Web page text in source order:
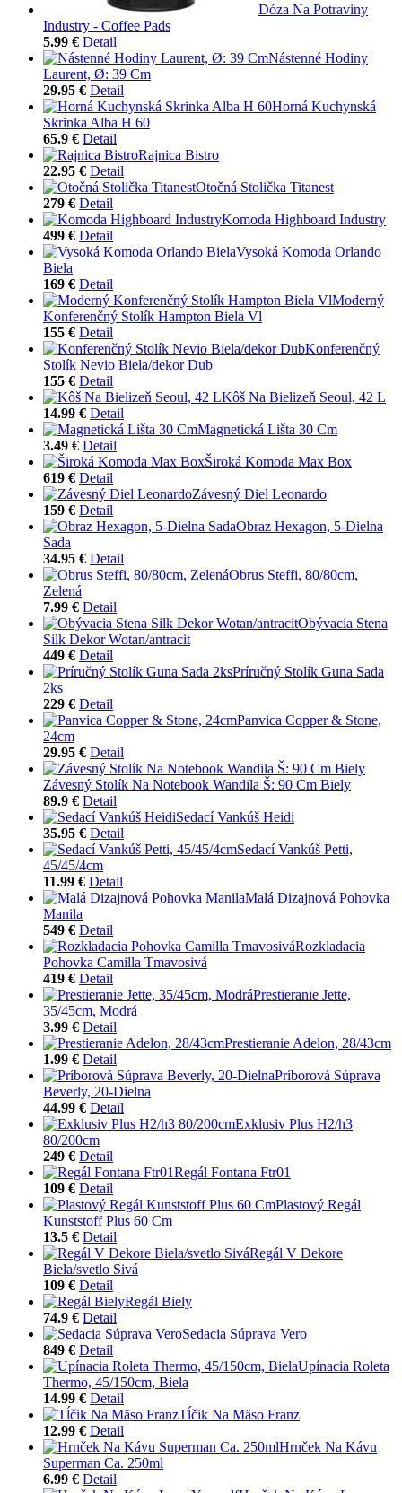
Dóza Na Potraviny
Industry - Coffee Pads
5.99 € Detail
Nástenné Hodiny
Laurent, Ø: 39 Cm
29.95 € Detail
Horná Kuchynská
Skrinka Alba H 60
65.9 € Detail
Rajnica Bistro
22.95 € Detail
Otočná Stolička Titanest
279 € Detail
Komoda Highboard Industry
499 € Detail
Vysoká Komoda Orlando
Biela
169 € Detail
Moderný
Konferenčný Stolík Hampton Biela Vl
155 € Detail
Konferenčný
Stolík Nevio Biela/dekor Dub
155 € Detail
Kôš Na Bielizeň Seoul, 42 L
14.99 € Detail
Magnetická Lišta 30 Cm
3.49 € Detail
Široká Komoda Max Box
619 € Detail
Závesný Diel Leonardo
159 € Detail
Obraz Hexagon, 5-Dielna
Sada
34.95 € Detail
Obrus Steffi, 80/80cm,
Zelená
7.99 € Detail
Obývacia Stena
Silk Dekor Wotan/antracit
449 € Detail
Príručný Stolík Guna Sada
2ks
229 € Detail
Panvica Copper & Stone,
24cm
29.95 € Detail
Závesný Stolík Na Notebook Wandila Š: 90 Cm Biely
89.9 € Detail
Sedací Vankúš Heidi
35.95 € Detail
Sedací Vankúš Petti,
45/45/4cm
11.99 € Detail
Malá Dizajnová Pohovka
Manila
549 € Detail
Rozkladacia
Pohovka Camilla Tmavosivá
419 € Detail
Prestieranie Jette,
35/45cm, Modrá
3.99 € Detail
Prestieranie Adelon, 28/43cm
1.99 € Detail
Príborová Súprava
Beverly, 20-Dielna
44.99 € Detail
Exklusiv Plus H2/h3
80/200cm
249 € Detail
Regál Fontana Ftr01
109 € Detail
Plastový Regál
Kunststoff Plus 60 Cm
13.5 € Detail
Regál V Dekore
Biela/svetlo Sivá
109 € Detail
Regál Biely
74.9 € Detail
Sedacia Súprava Vero
849 € Detail
Upínacia Roleta
Thermo, 45/150cm, Biela
14.99 € Detail
Tĺčik Na Mäso Franz
12.99 € Detail
Hrnček Na Kávu
Superman Ca. 250ml
6.99 € Detail